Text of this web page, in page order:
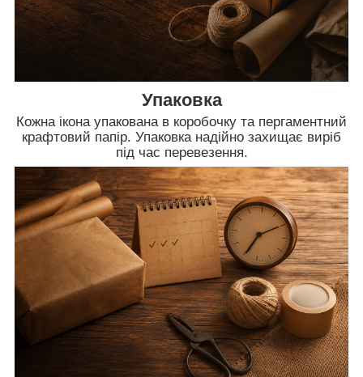
Упаковка
Кожна ікона упакована в коробочку та пергаментний
крафтовий папір. Упаковка надійно захищає виріб
під час перевезення.